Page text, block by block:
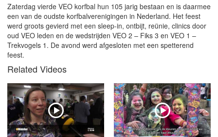
Zaterdag vierde VEO korfbal hun 105 jarig bestaan en is daarmee
een van de oudste korfbalverenigingen in Nederland. Het feest
werd groots gevierd met een sleep-in, ontbijt, reünie, clinics door
oud VEO leden en de wedstrijden VEO 2 – Fiks 3 en VEO 1 –
Trekvogels 1. De avond werd afgesloten met een spetterend
feest.
Related Videos